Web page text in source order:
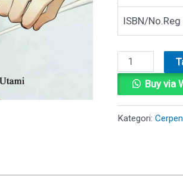
ISBN/No.Reg
Kuantitas
CERITA
KITA
Buy via
Kategori: Cerpen